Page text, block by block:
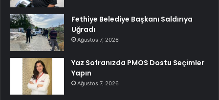
Fethiye Belediye Başkanı Saldırıya
Uğradı
Ağustos 7, 2026
Yaz Sofranızda PMOS Dostu Seçimler
Yapın
Ağustos 7, 2026